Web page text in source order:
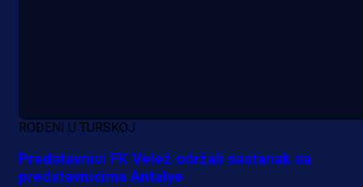
ROĐENI U TURSKOJ
Predstavnici FK Velež održali sastanak sa
predstavnicima Antalye